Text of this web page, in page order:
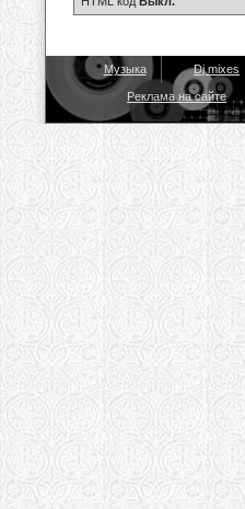
Музыка Dj mixes
Реклама на сайте